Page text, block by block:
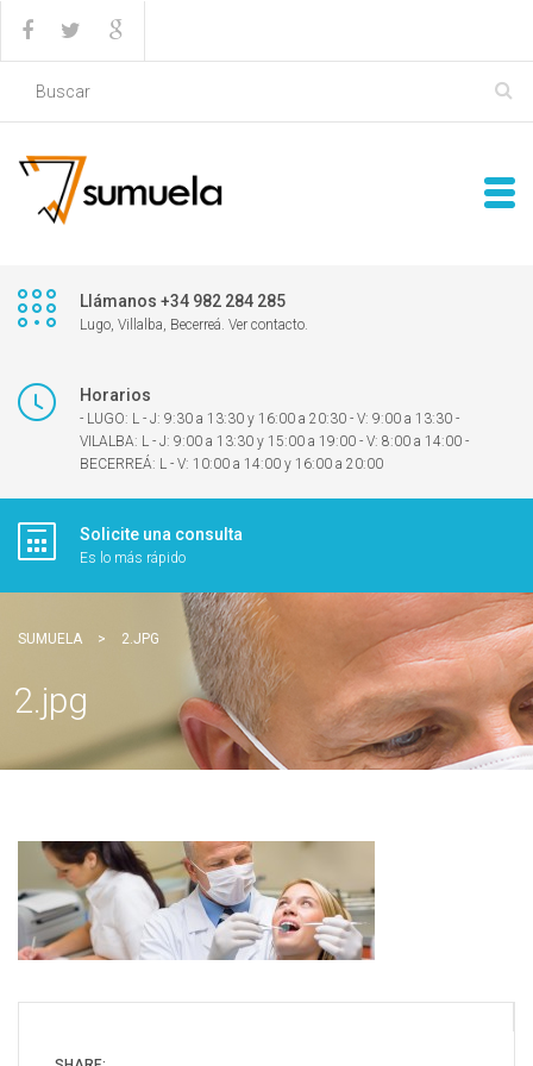
Llámanos +34 982 284 285
Lugo, Villalba, Becerreá. Ver contacto.
Horarios
- LUGO: L - J: 9:30 a 13:30 y 16:00 a 20:30 - V: 9:00 a 13:30 -
VILALBA: L - J: 9:00 a 13:30 y 15:00 a 19:00 - V: 8:00 a 14:00 -
BECERREÁ: L - V: 10:00 a 14:00 y 16:00 a 20:00
Solicite una consulta
Es lo más rápido
SUMUELA > 2.JPG
2.jpg